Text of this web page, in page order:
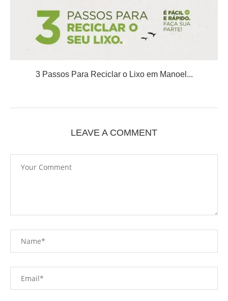
3 Passos Para Reciclar o Lixo em Manoel...
LEAVE A COMMENT